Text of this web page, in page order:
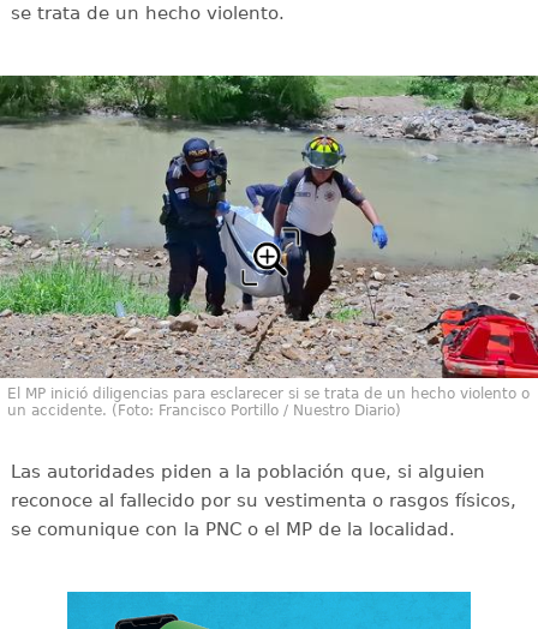
se trata de un hecho violento.
El MP inició diligencias para esclarecer si se trata de un hecho violento o
un accidente. (Foto: Francisco Portillo / Nuestro Diario)
Las autoridades piden a la población que, si alguien
reconoce al fallecido por su vestimenta o rasgos físicos,
se comunique con la PNC o el MP de la localidad.